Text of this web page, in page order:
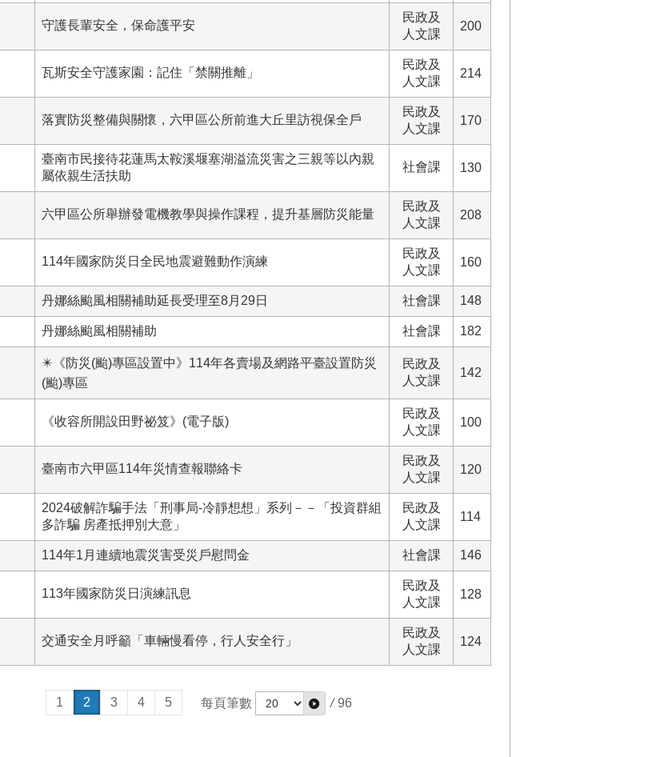
守護長輩安全，保命護平安
民政及
人文課
200
瓦斯安全守護家園：記住「禁關推離」
民政及
人文課
214
落實防災整備與關懷，六甲區公所前進大丘里訪視保全戶
民政及
人文課
170
臺南市民接待花蓮馬太鞍溪堰塞湖溢流災害之三親等以內親
屬依親生活扶助
社會課 130
六甲區公所舉辦發電機教學與操作課程，提升基層防災能量
民政及
人文課
208
114年國家防災日全民地震避難動作演練
民政及
人文課
160
丹娜絲颱風相關補助延長受理至8月29日 社會課 148
丹娜絲颱風相關補助 社會課 182
✴️《防災(颱)專區設置中》114年各賣場及網路平臺設置防災
(颱)專區
民政及
人文課
142
《收容所開設田野祕笈》(電子版)
民政及
人文課
100
臺南市六甲區114年災情查報聯絡卡
民政及
人文課
120
2024破解詐騙手法「刑事局-冷靜想想」系列－－「投資群組
多詐騙 房產抵押別大意」
民政及
人文課
114
114年1月連續地震災害受災戶慰問金 社會課 146
113年國家防災日演練訊息
民政及
人文課
128
交通安全月呼籲「車輛慢看停，行人安全行」
民政及
人文課
124
1 2 3 4 5 每頁筆數 / 96